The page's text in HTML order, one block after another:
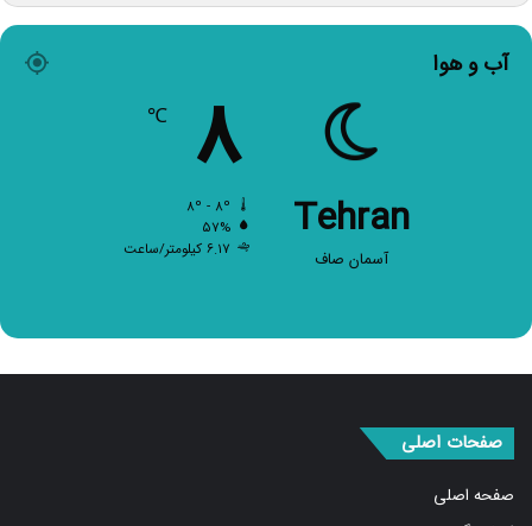
آب و هوا
Tehran
آسمان صاف
۸
۵۷%
۶.۱۷ کیلومتر/ساعت
صفحه اصلی
اخبار برگزیده